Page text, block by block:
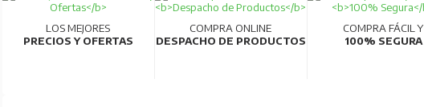
LOS MEJORES
PRECIOS Y OFERTAS
COMPRA ONLINE
DESPACHO DE PRODUCTOS
COMPRA FÁCIL Y
100% SEGURA